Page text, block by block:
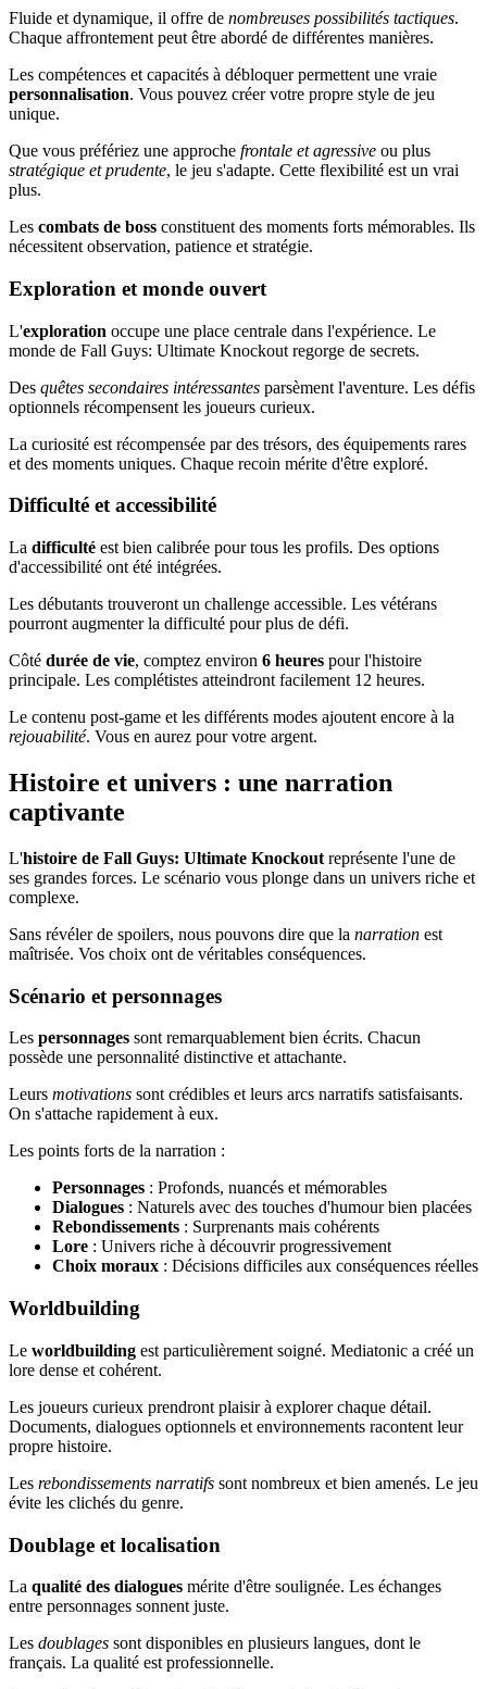
Fluide et dynamique, il offre de nombreuses possibilités tactiques.
Chaque affrontement peut être abordé de différentes manières.
Les compétences et capacités à débloquer permettent une vraie
personnalisation. Vous pouvez créer votre propre style de jeu
unique.
Que vous préfériez une approche frontale et agressive ou plus
stratégique et prudente, le jeu s'adapte. Cette flexibilité est un vrai
plus.
Les combats de boss constituent des moments forts mémorables. Ils
nécessitent observation, patience et stratégie.
Exploration et monde ouvert
L'exploration occupe une place centrale dans l'expérience. Le
monde de Fall Guys: Ultimate Knockout regorge de secrets.
Des quêtes secondaires intéressantes parsèment l'aventure. Les défis
optionnels récompensent les joueurs curieux.
La curiosité est récompensée par des trésors, des équipements rares
et des moments uniques. Chaque recoin mérite d'être exploré.
Difficulté et accessibilité
La difficulté est bien calibrée pour tous les profils. Des options
d'accessibilité ont été intégrées.
Les débutants trouveront un challenge accessible. Les vétérans
pourront augmenter la difficulté pour plus de défi.
Côté durée de vie, comptez environ 6 heures pour l'histoire
principale. Les complétistes atteindront facilement 12 heures.
Le contenu post-game et les différents modes ajoutent encore à la
rejouabilité. Vous en aurez pour votre argent.
Histoire et univers : une narration
captivante
L'histoire de Fall Guys: Ultimate Knockout représente l'une de
ses grandes forces. Le scénario vous plonge dans un univers riche et
complexe.
Sans révéler de spoilers, nous pouvons dire que la narration est
maîtrisée. Vos choix ont de véritables conséquences.
Scénario et personnages
Les personnages sont remarquablement bien écrits. Chacun
possède une personnalité distinctive et attachante.
Leurs motivations sont crédibles et leurs arcs narratifs satisfaisants.
On s'attache rapidement à eux.
Les points forts de la narration :
Personnages : Profonds, nuancés et mémorables
Dialogues : Naturels avec des touches d'humour bien placées
Rebondissements : Surprenants mais cohérents
Lore : Univers riche à découvrir progressivement
Choix moraux : Décisions difficiles aux conséquences réelles
Worldbuilding
Le worldbuilding est particulièrement soigné. Mediatonic a créé un
lore dense et cohérent.
Les joueurs curieux prendront plaisir à explorer chaque détail.
Documents, dialogues optionnels et environnements racontent leur
propre histoire.
Les rebondissements narratifs sont nombreux et bien amenés. Le jeu
évite les clichés du genre.
Doublage et localisation
La qualité des dialogues mérite d'être soulignée. Les échanges
entre personnages sonnent juste.
Les doublages sont disponibles en plusieurs langues, dont le
français. La qualité est professionnelle.